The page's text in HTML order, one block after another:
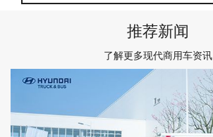
推荐新闻
了解更多现代商用车资讯